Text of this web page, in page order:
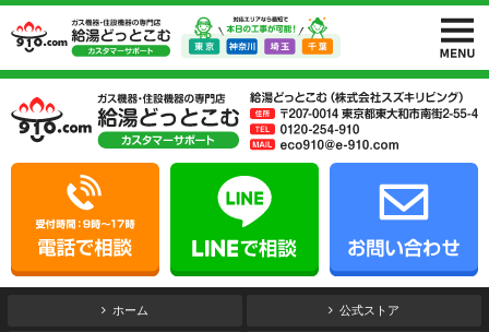
ホーム 公式ストア